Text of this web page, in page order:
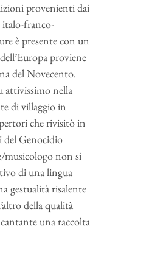
provenienti dai
italo-franco-
è presente con un
proviene
del Novecento.
attivissimo nella
di villaggio in
che rivisitò in
del Genocidio
musicologo non si
di una lingua
gestualità risalente
della qualità
una raccolta